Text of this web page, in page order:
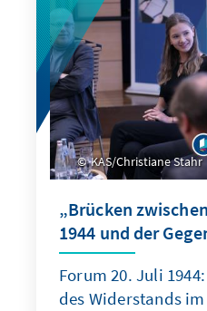
KAS/Christiane Stahr
„Brücken
1944 und der
Forum 20. Juli
des Widerstands